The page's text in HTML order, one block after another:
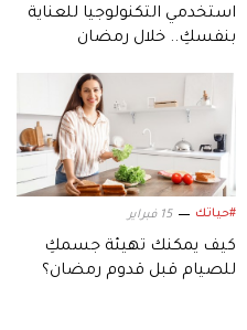
استخدمي التكنولوجيا للعناية
بنفسكِ.. خلال رمضان
#حياتك 15 فبراير
كيف يمكنك تهيئة جسمكِ
للصيام قبل قدوم رمضان؟